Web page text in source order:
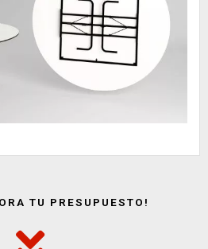
TU PRESUPUESTO!